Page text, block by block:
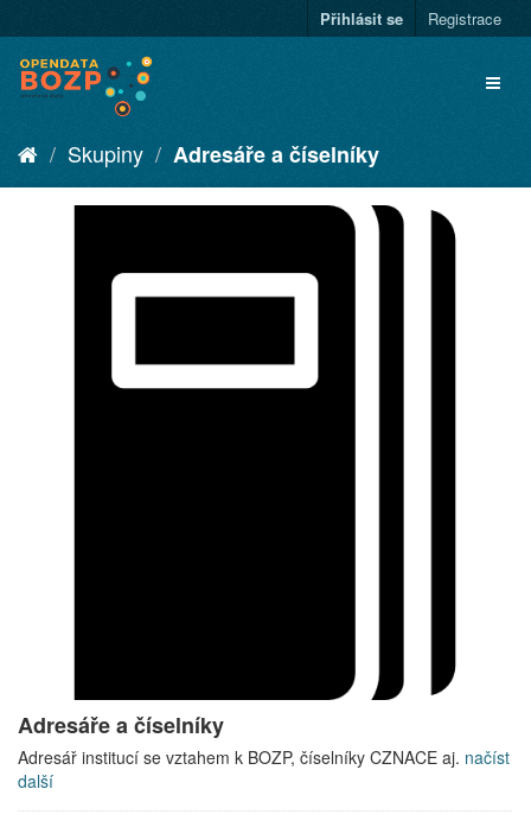
Přihlásit se Registrace
Skupiny Adresáře a číselníky
Adresáře a číselníky
Adresář institucí se vztahem k BOZP, číselníky CZNACE aj. načíst
další